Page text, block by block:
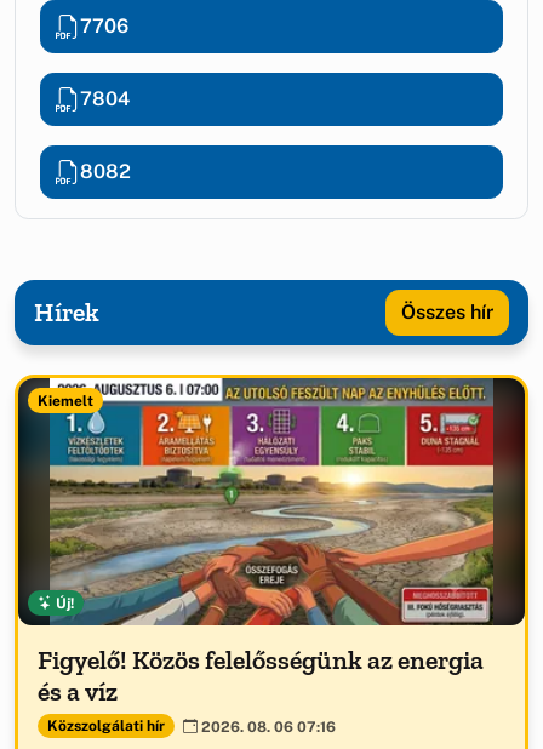
7706
7804
8082
Hírek Összes hír
Kiemelt
Új!
Figyelő! Közös felelősségünk az energia
és a víz
Közszolgálati hír 2026. 08. 06 07:16